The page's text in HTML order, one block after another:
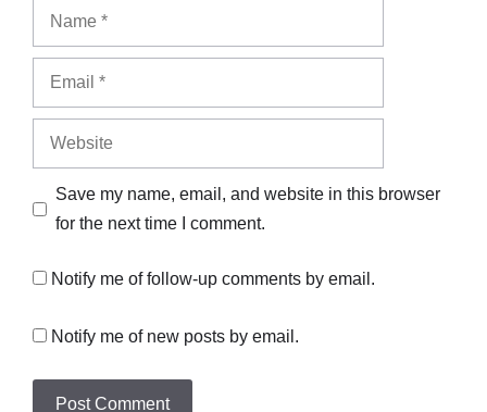
Name
Email
Website
Save my name, email, and website in this browser
for the next time I comment.
Notify me of follow-up comments by email.
Notify me of new posts by email.